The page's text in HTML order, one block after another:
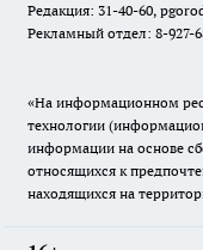
Редакция: 31-40-60,
Рекламный отдел: 8-927-
«На информационном
технологии
информации на основе
относящихся к
находящихся на